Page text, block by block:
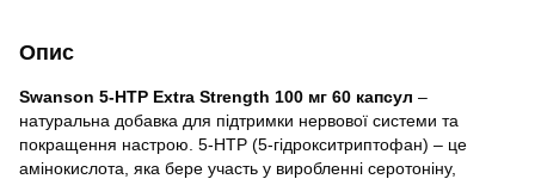
Опис
Swanson 5-HTP Extra Strength 100 мг 60 капсул –
натуральна добавка для підтримки нервової системи та
покращення настрою. 5-HTP (5-гідрокситриптофан) – це
амінокислота, яка бере участь у виробленні серотоніну,